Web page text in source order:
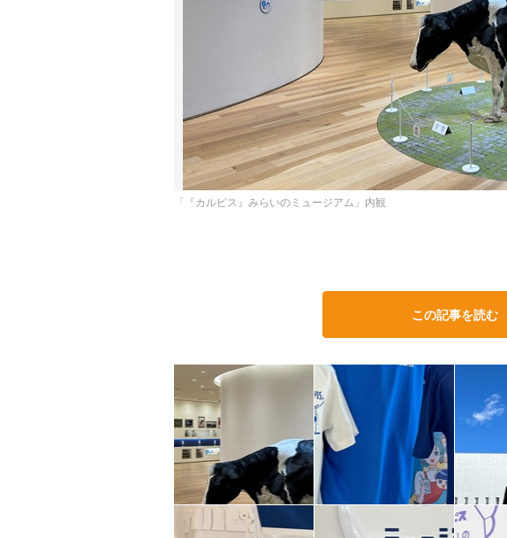
「『カルピス』みらいのミュージアム」内観
この記事を読む